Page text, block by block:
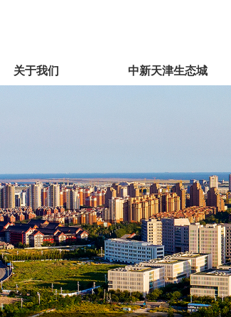
关于我们 中新天津生态城